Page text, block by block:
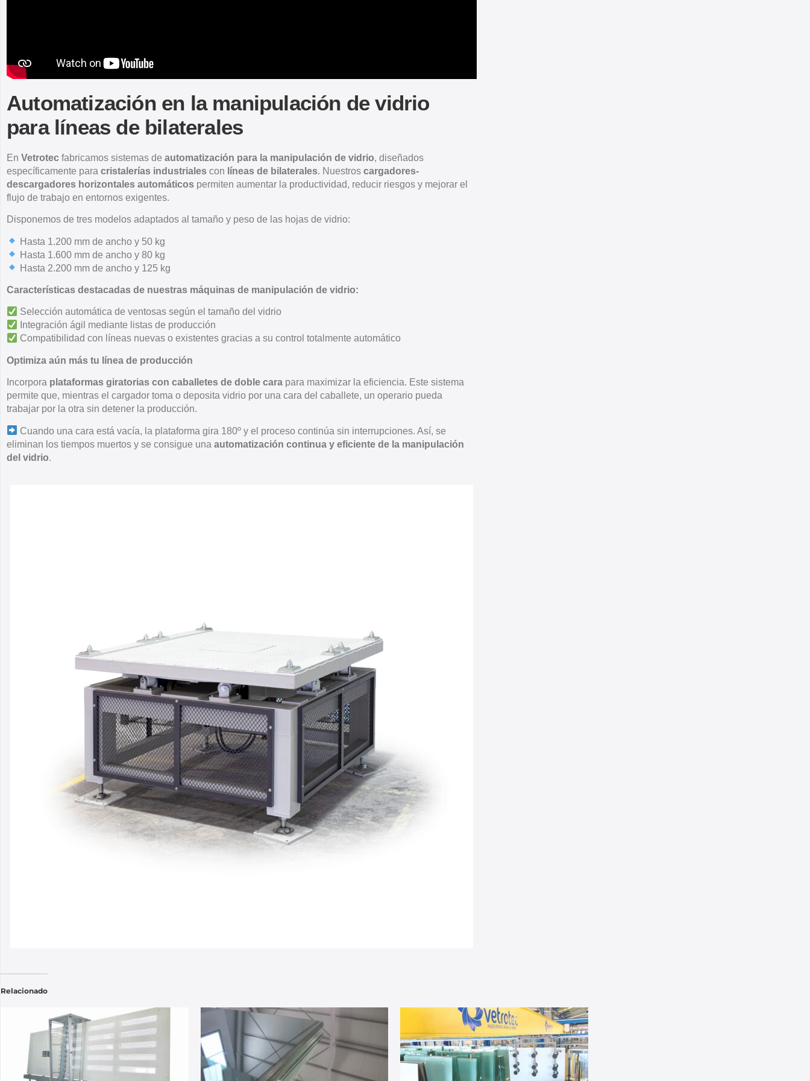
Automatización en la manipulación de vidrio
para líneas de bilaterales
En Vetrotec fabricamos sistemas de automatización para la manipulación de vidrio, diseñados
específicamente para cristalerías industriales con líneas de bilaterales. Nuestros cargadores-
descargadores horizontales automáticos permiten aumentar la productividad, reducir riesgos y mejorar el
flujo de trabajo en entornos exigentes.
Disponemos de tres modelos adaptados al tamaño y peso de las hojas de vidrio:
Hasta 1.200 mm de ancho y 50 kg
Hasta 1.600 mm de ancho y 80 kg
Hasta 2.200 mm de ancho y 125 kg
Características destacadas de nuestras máquinas de manipulación de vidrio:
Selección automática de ventosas según el tamaño del vidrio
Integración ágil mediante listas de producción
Compatibilidad con líneas nuevas o existentes gracias a su control totalmente automático
Optimiza aún más tu línea de producción
Incorpora plataformas giratorias con caballetes de doble cara para maximizar la eficiencia. Este sistema
permite que, mientras el cargador toma o deposita vidrio por una cara del caballete, un operario pueda
trabajar por la otra sin detener la producción.
Cuando una cara está vacía, la plataforma gira 180º y el proceso continúa sin interrupciones. Así, se
eliminan los tiempos muertos y se consigue una automatización continua y eficiente de la manipulación
del vidrio.
Relacionado